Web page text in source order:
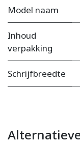
Model naam
Inhoud
verpakking
Schrijfbreedte